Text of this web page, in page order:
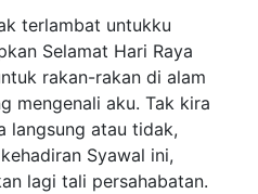
terlambat untukku
Selamat Hari Raya
rakan-rakan di alam
mengenali aku. Tak kira
langsung atau tidak,
Syawal ini,
lagi tali persahabatan.